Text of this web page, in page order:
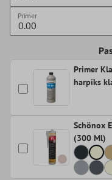
Primer
Primer
harpiks
Schönox
(300 Ml)